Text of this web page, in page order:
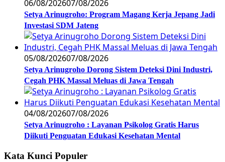
06/08/202607/08/2026
Setya Arinugroho: Program Magang Kerja Jepang Jadi
Investasi SDM Jateng
05/08/202607/08/2026
Setya Arinugroho Dorong Sistem Deteksi Dini Industri,
Cegah PHK Massal Meluas di Jawa Tengah
04/08/202607/08/2026
Setya Arinugroho : Layanan Psikolog Gratis Harus
Diikuti Penguatan Edukasi Kesehatan Mental
Kata Kunci Populer